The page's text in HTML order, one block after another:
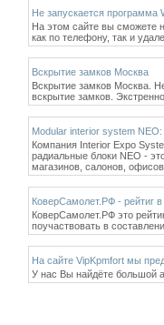
Не запускается программа
На этом сайте вы сможете
как по телефону, так и
Вскрытие замков Москва
Вскрытие замков Москва.
вскрытие замков.
Modular interior system
Компания Interior Expo
радиальные блоки NEO -
магазинов, салонов,
КоверСамолет.РФ - рейтиг
КоверСамолет.РФ это
поучаствовать в
На сайте VipKpmfort мы
У нас Вы найдёте большой